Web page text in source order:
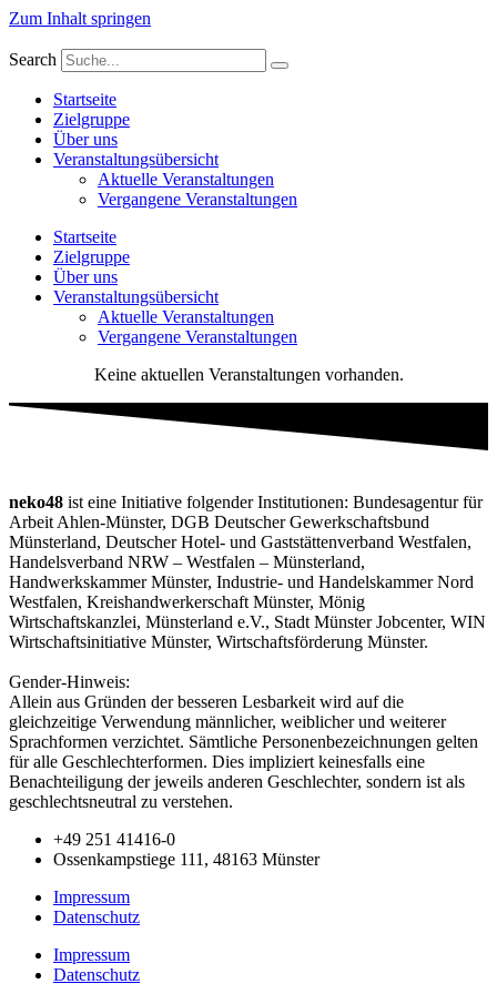
Zum Inhalt springen
Search
Startseite
Zielgruppe
Über uns
Veranstaltungsübersicht
Aktuelle Veranstaltungen
Vergangene Veranstaltungen
Startseite
Zielgruppe
Über uns
Veranstaltungsübersicht
Aktuelle Veranstaltungen
Vergangene Veranstaltungen
Keine aktuellen Veranstaltungen vorhanden.
neko48 ist eine Initiative folgender Institutionen: Bundesagentur für
Arbeit Ahlen-Münster, DGB Deutscher Gewerkschaftsbund
Münsterland, Deutscher Hotel- und Gaststättenverband Westfalen,
Handelsverband NRW – Westfalen – Münsterland,
Handwerkskammer Münster, Industrie- und Handelskammer Nord
Westfalen, Kreishandwerkerschaft Münster, Mönig
Wirtschaftskanzlei, Münsterland e.V., Stadt Münster Jobcenter, WIN
Wirtschaftsinitiative Münster, Wirtschaftsförderung Münster.
Gender-Hinweis:
Allein aus Gründen der besseren Lesbarkeit wird auf die
gleichzeitige Verwendung männlicher, weiblicher und weiterer
Sprachformen verzichtet. Sämtliche Personenbezeichnungen gelten
für alle Geschlechterformen. Dies impliziert keinesfalls eine
Benachteiligung der jeweils anderen Geschlechter, sondern ist als
geschlechtsneutral zu verstehen.
+49 251 41416-0
Ossenkampstiege 111, 48163 Münster
Impressum
Datenschutz
Impressum
Datenschutz